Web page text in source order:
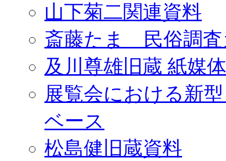
山下菊二関連資料
斎藤たま 民俗調査
及川尊雄旧蔵 紙媒
展覧会における新
ベース
松島健旧蔵資料